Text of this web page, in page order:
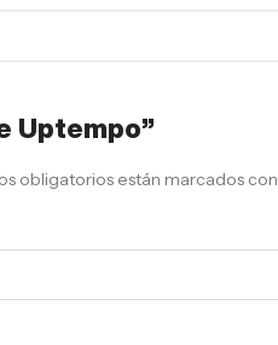
Uptempo”
obligatorios están marcados con